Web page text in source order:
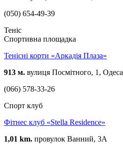
(050) 654-49-39
Теніс
Спортивна площадка
Тенісні корти «Аркадія Плаза»
913 м. вулиця Посмітного, 1, Одеса
(066) 578-33-26
Спорт клуб
Фітнес клуб «Stella Residence»
1,01 km. провулок Ванний, 3А